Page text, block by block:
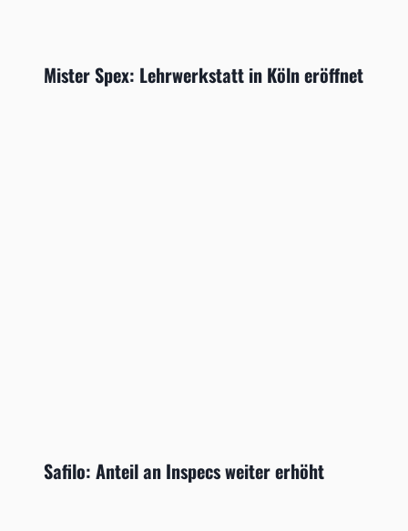
Mister Spex: Lehrwerkstatt in Köln eröffnet
Safilo: Anteil an Inspecs weiter erhöht